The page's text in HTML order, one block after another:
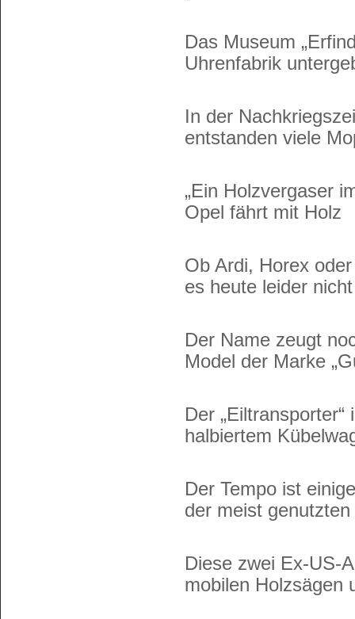
Das Museum
Uhrenfabrik
In der
entstanden viele
„Ein Holzvergaser
Opel fährt mit Holz
Ob Ardi, Horex
es heute leider
Der Name zeugt
Model der Marke
Der
halbiertem
Der Tempo ist
der meist
Diese zwei Ex-US-
mobilen Holzsägen